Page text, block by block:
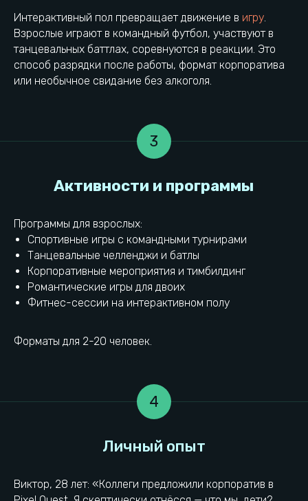
Интерактивный пол превращает движение в игру.
Взрослые играют в командный футбол, участвуют в
танцевальных баттлах, соревнуются в реакции. Это
способ разрядки после работы, формат корпоратива
или необычное свидание без алкоголя.
3
Программы для взрослых:
Спортивные игры с командными турнирами
Танцевальные челленджи и батлы
Корпоративные мероприятия и тимбилдинг
Романтические игры для двоих
Фитнес-сессии на интерактивном полу
Форматы для 2-20 человек.
4
Виктор, 28 лет: «Коллеги предложили корпоратив в